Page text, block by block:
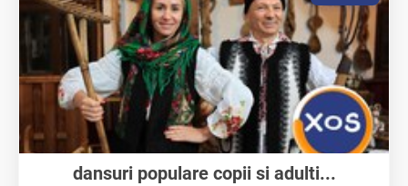
dansuri populare copii si adulti...